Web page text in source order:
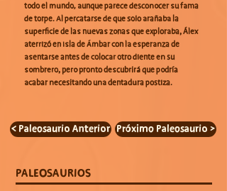
todo el mundo, aunque parece desconocer su fama
de torpe. Al percatarse de que solo arañaba la
superficie de las nuevas zonas que exploraba, Álex
aterrizó en Isla de Ámbar con la esperanza de
asentarse antes de colocar otro diente en su
sombrero, pero pronto descubrirá que podría
acabar necesitando una dentadura postiza.
< Paleosaurio Anterior Próximo Paleosaurio >
PALEOSAURIOS